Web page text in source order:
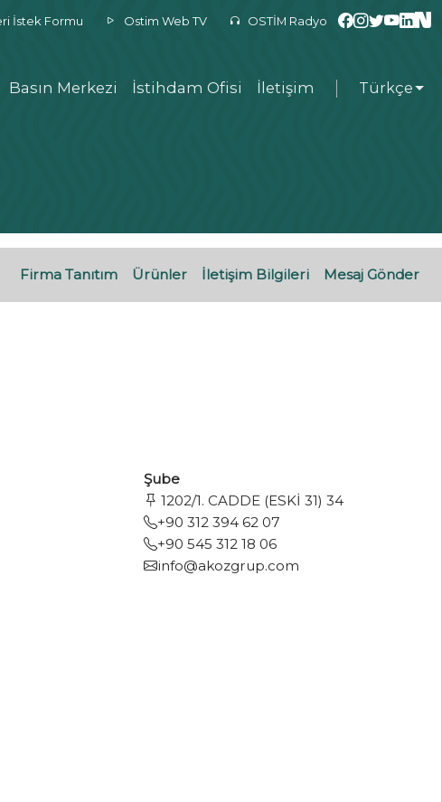
İstek Formu Ostim Web TV OSTİM Radyo
Basın Merkezi İstihdam Ofisi İletişim Türkçe
Firma Tanıtım Ürünler İletişim Bilgileri Mesaj Gönder
Şube
1202/1. CADDE (ESKİ 31) 34
+90 312 394 62 07
+90 545 312 18 06
info@akozgrup.com